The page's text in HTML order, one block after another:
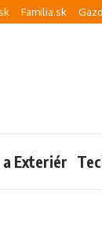
Familia.sk
Exteriér